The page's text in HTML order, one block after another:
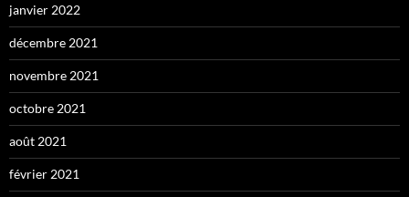
janvier 2022
décembre 2021
novembre 2021
octobre 2021
août 2021
février 2021